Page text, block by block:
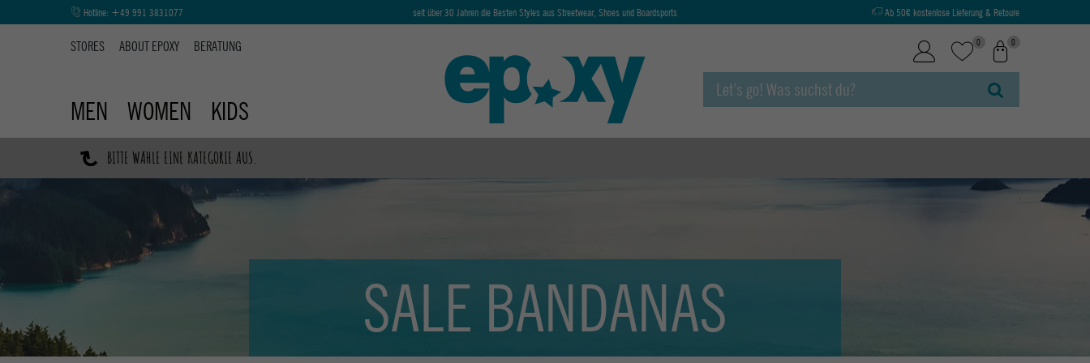
Hotline: +49 991 3831077 seit über 30 Jahren die Besten Styles aus Streetwear, Shoes und Boardsports Ab 50€ kostenlose Lieferung & Retoure
STORES ABOUT EPOXY BERATUNG
MEN WOMEN KIDS
0 0
↷ BITTE WÄHLE EINE KATEGORIE AUS.
SALE BANDANAS